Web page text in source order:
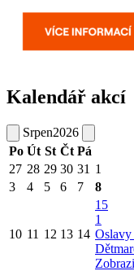
Kalendář akcí
Srpen2026
Po Út St Čt Pá
27 28 29 30 31 1
3
4 5 6 7 8
10 11 12 13 14
15
1